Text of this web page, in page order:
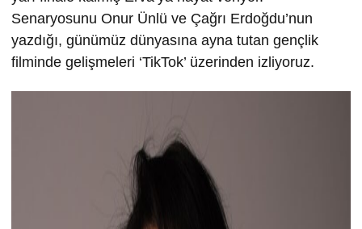
Senaryosunu Onur Ünlü ve Çağrı Erdoğdu’nun
yazdığı, günümüz dünyasına ayna tutan gençlik
filminde gelişmeleri ‘TikTok’ üzerinden izliyoruz.